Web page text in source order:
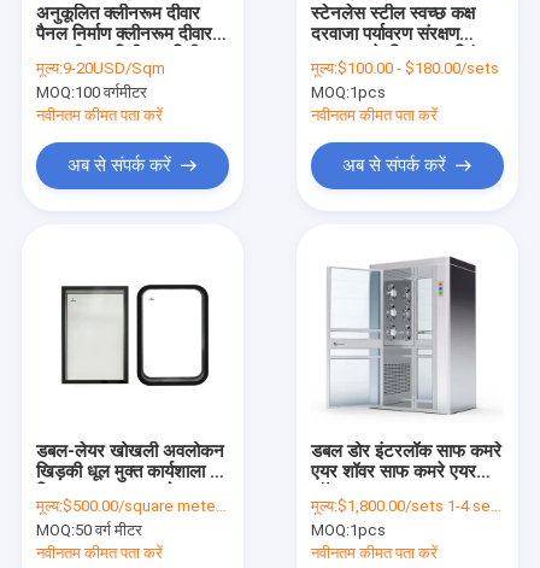
वी.आर. शो
हमारे बारे में
कारखाने का दौरा
क्लीनरूम पैनल
सैंडविच पैनल
अनुकूलित क्लीनरूम दीवार
पैनल निर्माण क्लीनरूम दीवार
मूल्य:9-20USD/Sqm
MOQ:100 वर्गमीटर
नवीनतम कीमत पता करें
अब से संपर्क करें
स्टेनलेस स्टील स्वच्छ कक्ष
दरवाजा पर्यावरण संरक्षण
दरवाजा
मूल्य:$100.00 - $180.00/sets
MOQ:1pcs
नवीनतम कीमत पता करें
अब से संपर्क करें
डबल-लेयर खोखली अवलोकन
खिड़की धूल मुक्त कार्यशाला के
अनुकूलित टेम्पर्ड ग्लास फिक्स्ड
खिड़की
मूल्य:$500.00/square meters 50-499 square meters
MOQ:50 वर्ग मीटर
नवीनतम कीमत पता करें
डबल डोर इंटरलॉक साफ कमरे
एयर शॉवर साफ कमरे एयर
मूल्य:$1,800.00/sets 1-4 sets
MOQ:1pcs
नवीनतम कीमत पता करें